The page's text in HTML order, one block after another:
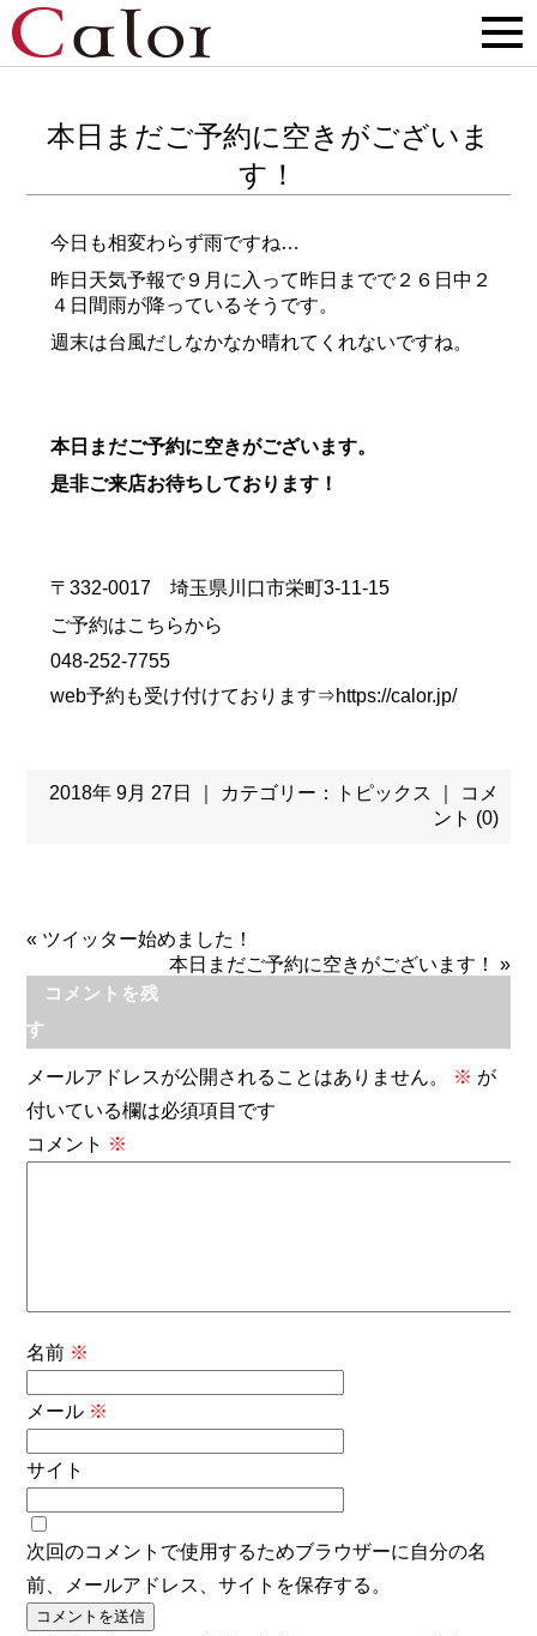
本日まだご予約に空きがございま
す！
今日も相変わらず雨ですね…
昨日天気予報で９月に入って昨日までで２６日中２
４日間雨が降っているそうです。
週末は台風だしなかなか晴れてくれないですね。
本日まだご予約に空きがございます。
是非ご来店お待ちしております！
〒332-0017 埼玉県川口市栄町3-11-15
ご予約はこちらから
048-252-7755
web予約も受け付けております⇒https://calor.jp/
2018年 9月 27日 ｜ カテゴリー： トピックス
コメ
ント (0)
« ツイッター始めました！
本日まだご予約に空きがございます！
»
コメントを残
す
メールアドレスが公開されることはありません。 ※ が
付いている欄は必須項目です
コメント ※
名前 ※
メール ※
サイト
次回のコメントで使用するためブラウザーに自分の名
前、メールアドレス、サイトを保存する。